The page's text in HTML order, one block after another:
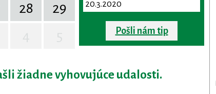
28
29
Pošli nám tip
žiadne vyhovujúce udalosti.